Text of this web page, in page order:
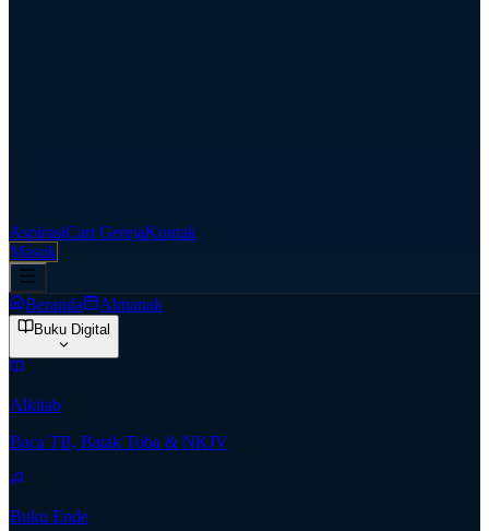
AspirasiCari GerejaKontak
Masuk
Beranda Almanak
Buku Digital
Alkitab
Baca TB, Batak Toba & NKJV
Buku Ende